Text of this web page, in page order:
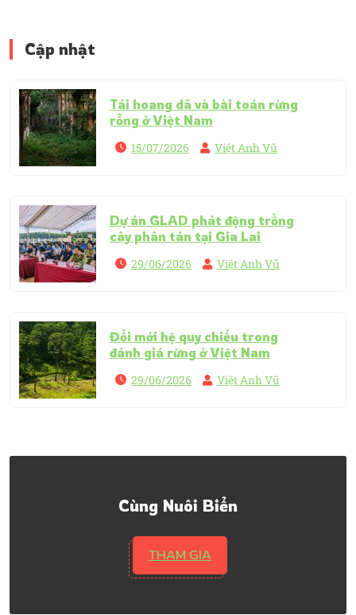
Cập nhật
Tái hoang dã và bài toán rừng
rỗng ở Việt Nam
15/07/2026 Việt Anh Vũ
Dự án GLAD phát động trồng
cây phân tán tại Gia Lai
29/06/2026 Việt Anh Vũ
Đổi mới hệ quy chiếu trong
đánh giá rừng ở Việt Nam
29/06/2026 Việt Anh Vũ
Cùng Nuôi Biển
THAM GIA